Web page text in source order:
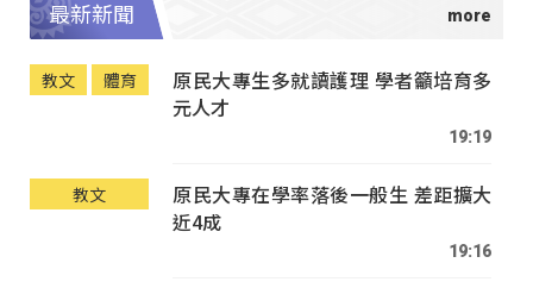
最新新聞
教文 體育
原民大專生多就讀護理 學者籲培育多
元人才
19:19
教文
原民大專在學率落後一般生 差距擴大
近4成
19:16